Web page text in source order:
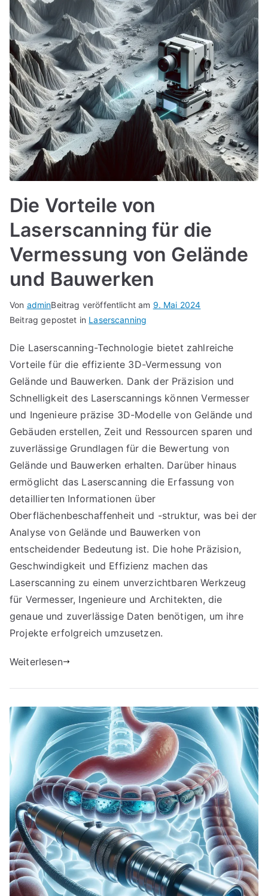
Die Vorteile von
Laserscanning für die
Vermessung von Gelände
und Bauwerken
Von adminBeitrag veröffentlicht am 9. Mai 2024
Beitrag gepostet in Laserscanning
Die Laserscanning-Technologie bietet zahlreiche
Vorteile für die effiziente 3D-Vermessung von
Gelände und Bauwerken. Dank der Präzision und
Schnelligkeit des Laserscannings können Vermesser
und Ingenieure präzise 3D-Modelle von Gelände und
Gebäuden erstellen, Zeit und Ressourcen sparen und
zuverlässige Grundlagen für die Bewertung von
Gelände und Bauwerken erhalten. Darüber hinaus
ermöglicht das Laserscanning die Erfassung von
detaillierten Informationen über
Oberflächenbeschaffenheit und -struktur, was bei der
Analyse von Gelände und Bauwerken von
entscheidender Bedeutung ist. Die hohe Präzision,
Geschwindigkeit und Effizienz machen das
Laserscanning zu einem unverzichtbaren Werkzeug
für Vermesser, Ingenieure und Architekten, die
genaue und zuverlässige Daten benötigen, um ihre
Projekte erfolgreich umzusetzen.
Weiterlesen